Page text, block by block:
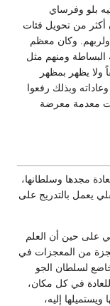
بلو وفرساي
أكثر من تحويل فئات
وكان معظم
البساطة ومنهم مثل
يظهر بمظهر
وبذلك رفعوا
معدمة معرضة
مجدها وسلطانها،
يعمل بالتدريج على
على حين أن العلم
من المعجزات في
لسلطان الجو
في كل مكان،
إليه،